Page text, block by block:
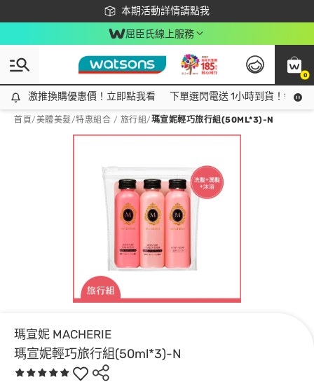
本期活動詳情請點我
下載app最高回饋$350
屈臣氏線上服務
0
激推換購優惠價！立即點我看
激推換購優惠價！立即點我看 下單選閃電送 1小時到貨！領神
首頁/美體美髮/特惠組合 / 旅行組/瑪宣妮輕巧旅行組(50ML*3)-N
瑪宣妮 MACHERIE
瑪宣妮輕巧旅行組(50ml*3)-N